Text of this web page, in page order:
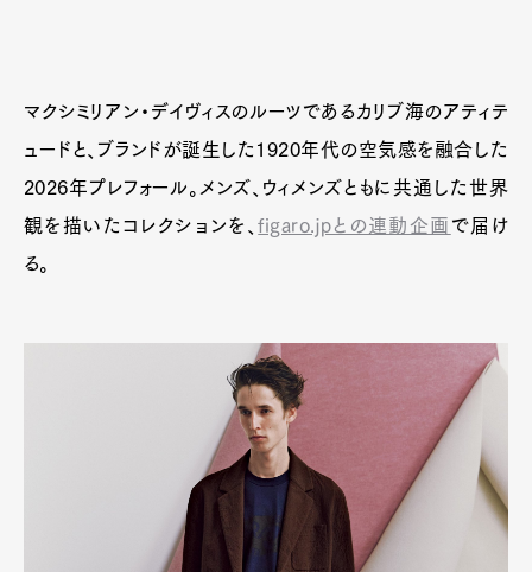
ProductCulture Lifestyle
Pen Membership
Magazine
Pen Meet
Pen international
マクシミリアン・デイヴィスのルーツであるカリブ海のアティテ
ュードと、ブランドが誕生した1920年代の空気感を融合した
2026年プレフォール。メンズ、ウィメンズともに共通した世界
観を描いたコレクションを、figaro.jpとの連動企画 で届け
る。